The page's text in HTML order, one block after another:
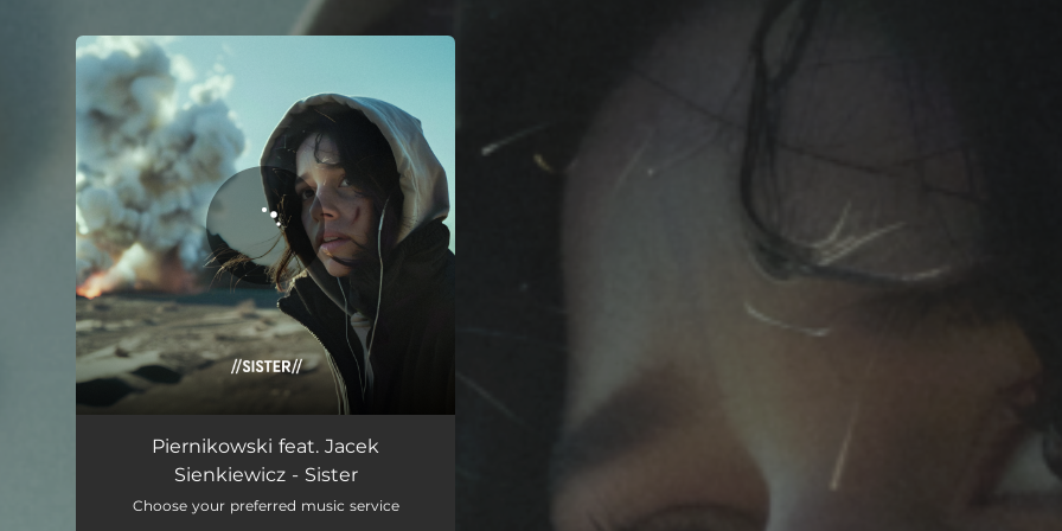
You're all set!
Sister (feat. Jacek Sienkiewicz)
Piernikowski feat. Jacek
Sienkiewicz - Sister
Choose your preferred music service